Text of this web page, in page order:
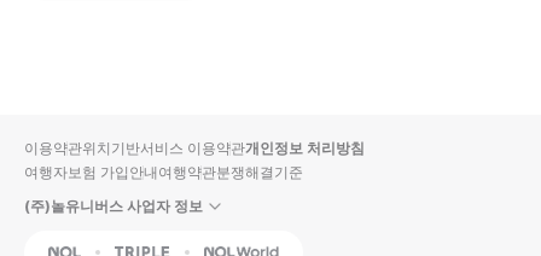
입니
다.
순
상
이용약관위치기반서비스 이용약관개인정보 처리방침
여행자보험 가입안내여행약관분쟁해결기준
(주)놀유니버스 사업자 정보